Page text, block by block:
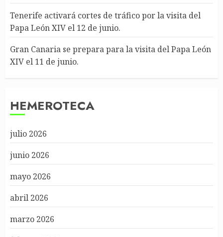
Tenerife activará cortes de tráfico por la visita del
Papa León XIV el 12 de junio.
Gran Canaria se prepara para la visita del Papa León
XIV el 11 de junio.
HEMEROTECA
julio 2026
junio 2026
mayo 2026
abril 2026
marzo 2026